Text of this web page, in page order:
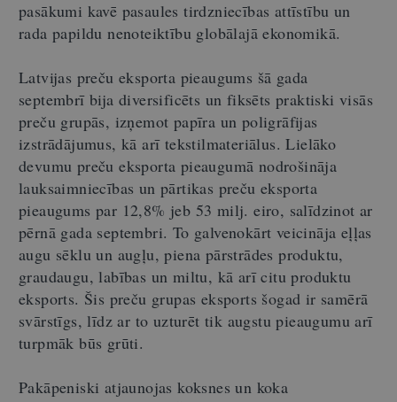
pasākumi kavē pasaules tirdzniecības attīstību un
rada papildu nenoteiktību globālajā ekonomikā.
Latvijas preču eksporta pieaugums šā gada
septembrī bija diversificēts un fiksēts praktiski visās
preču grupās, izņemot papīra un poligrāfijas
izstrādājumus, kā arī tekstilmateriālus. Lielāko
devumu preču eksporta pieaugumā nodrošināja
lauksaimniecības un pārtikas preču eksporta
pieaugums par 12,8% jeb 53 milj. eiro, salīdzinot ar
pērnā gada septembri. To galvenokārt veicināja eļļas
augu sēklu un augļu, piena pārstrādes produktu,
graudaugu, labības un miltu, kā arī citu produktu
eksports. Šis preču grupas eksports šogad ir samērā
svārstīgs, līdz ar to uzturēt tik augstu pieaugumu arī
turpmāk būs grūti.
Pakāpeniski atjaunojas koksnes un koka